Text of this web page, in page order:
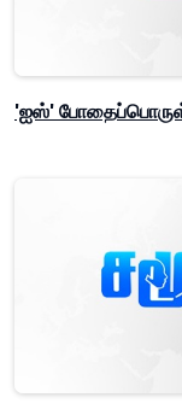
'ஐஸ்' போதைப்பொருள்